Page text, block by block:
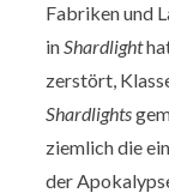
Fabriken und
inShardlight
zerstört,
Shardlights
ziemlich die
der